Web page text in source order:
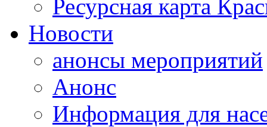
Ресурсная карта
Новости
анонсы мероприятий
Анонс
Информация для